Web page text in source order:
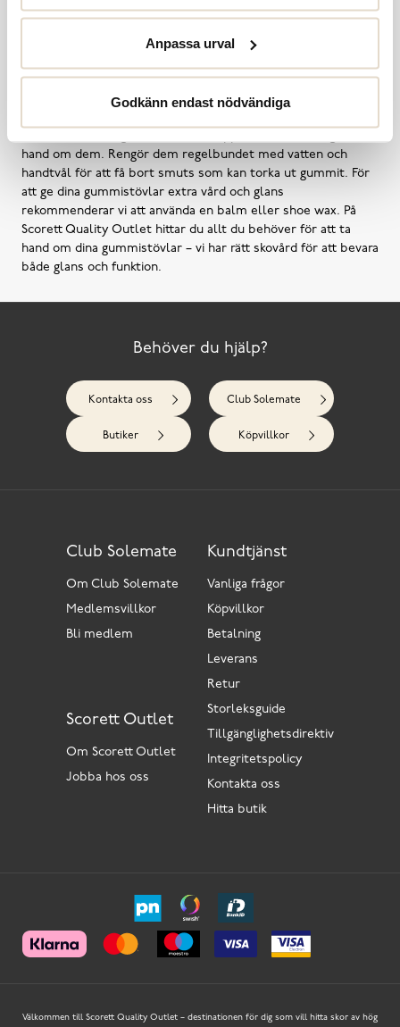
Anpassa urval
Godkänn endast nödvändiga
kompromissa med stil. Du hittar både funktionella och snygga
samt högkvalitativa gummistövlar från exempelvis märket
till bra outletpriser!
hand om dem. Rengör dem regelbundet med vatten och
handtvål för att få bort smuts som kan torka ut gummit. För
att ge dina gummistövlar extra vård och glans
rekommenderar vi att använda en balm eller shoe wax. På
Scorett Quality Outlet hittar du allt du behöver för att ta
hand om dina gummistövlar – vi har rätt skovård för att bevara
både glans och funktion.
Behöver du hjälp?
Kontakta oss Club Solemate
Butiker Köpvillkor
Kundtjänst
Vanliga frågor
Köpvillkor
Betalning
Leverans
Retur
Storleksguide
Tillgänglighetsdirektiv
Integritetspolicy
Kontakta oss
Hitta butik
Scorett Outlet
Om Scorett Outlet
Jobba hos oss
Club Solemate
Om Club Solemate
Medlemsvillkor
Bli medlem
Välkommen till Scorett Quality Outlet – destinationen för dig som vill hitta skor av hög